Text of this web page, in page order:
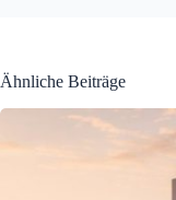
Ähnliche Beiträge